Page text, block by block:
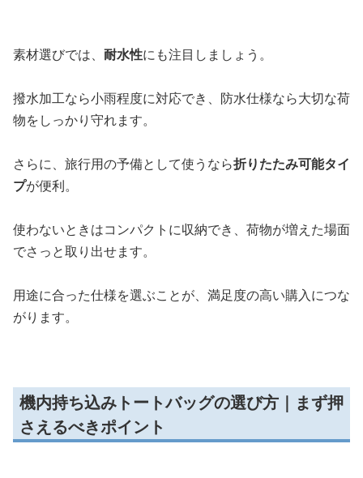
素材選びでは、 耐水性にも注目しましょう。
撥水加工なら小雨程度に対応でき、防水仕様なら大切な荷
物をしっかり守れます。
さらに、旅行用の予備として使うなら折りたたみ可能タイ
プが便利。
使わないときはコンパクトに収納でき、荷物が増えた場面
でさっと取り出せます。
用途に合った仕様を選ぶことが、満足度の高い購入につな
がります。
機内持ち込みトートバッグの選び方｜まず押
さえるべきポイント